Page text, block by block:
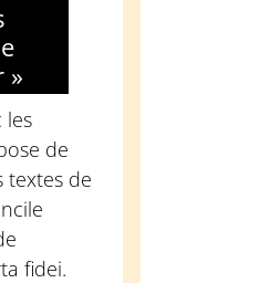
»
les
de
textes de
fidei.